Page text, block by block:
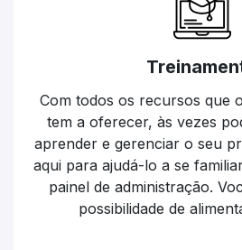
Com todos os recursos que
tem a oferecer, às vezes
aprender e gerenciar o seu
aqui para ajudá-lo a se
painel de administração.
possibilidade de